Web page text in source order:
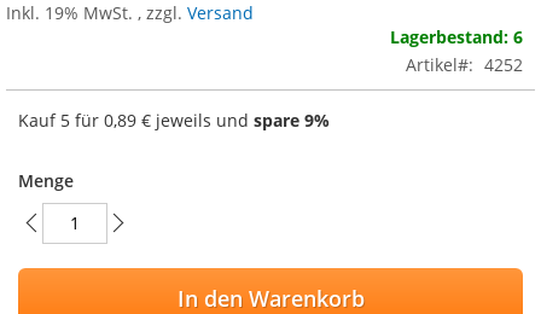
Inkl. 19% MwSt. , zzgl. Versand
Lagerbestand: 6
Artikel
4252
Kauf 5 für 0,89 € jeweils und spare 9%
Menge
In den Warenkorb